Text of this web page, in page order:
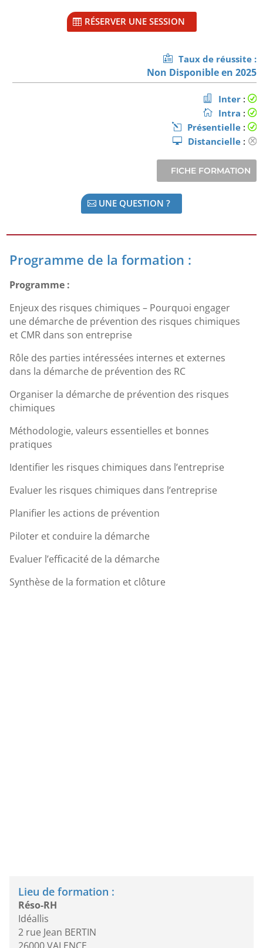
RÉSERVER UNE SESSION
Taux de réussite :
Non Disponible en 2025
Inter:
Intra :
Présentielle:
Distancielle:
UNE QUESTION ?
Programme de la formation :
Programme :
Enjeux des risques chimiques – Pourquoi engager
une démarche de prévention des risques chimiques
et CMR dans son entreprise
Rôle des parties intéressées internes et externes
dans la démarche de prévention des RC
Organiser la démarche de prévention des risques
chimiques
Méthodologie, valeurs essentielles et bonnes
pratiques
Identifier les risques chimiques dans l’entreprise
Evaluer les risques chimiques dans l’entreprise
Planifier les actions de prévention
Piloter et conduire la démarche
Evaluer l’efficacité de la démarche
Synthèse de la formation et clôture
Lieu de formation :
Réso-RH
Idéallis
2 rue Jean BERTIN
26000 VALENCE